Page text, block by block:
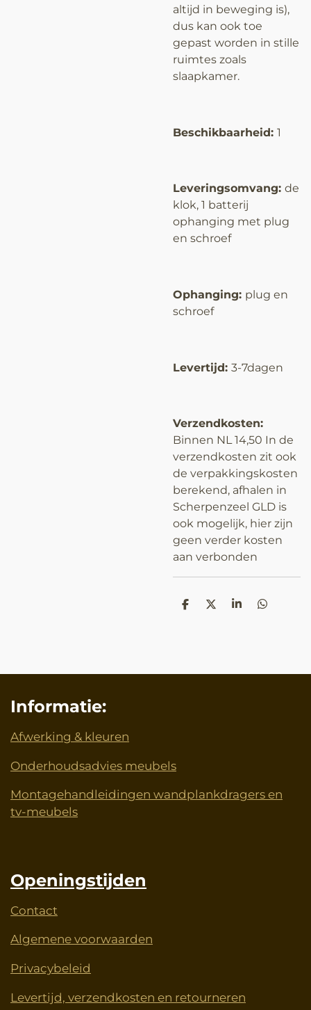
altijd in beweging is),
dus kan ook toe
gepast worden in stille
ruimtes zoals
slaapkamer.
Beschikbaarheid: 1
Leveringsomvang: de
klok, 1 batterij
ophanging met plug
en schroef
Ophanging: plug en
schroef
Levertijd: 3-7dagen
Verzendkosten:
Binnen NL 14,50 In de
verzendkosten zit ook
de verpakkingskosten
berekend, afhalen in
Scherpenzeel GLD is
ook mogelijk, hier zijn
geen verder kosten
aan verbonden
D
D
S
D
Informatie:
Afwerking & kleuren
Onderhoudsadvies meubels
Montagehandleidingen wandplankdragers en
tv-meubels
Openingstijden
Contact
Algemene voorwaarden
Privacybeleid
Levertijd, verzendkosten en retourneren